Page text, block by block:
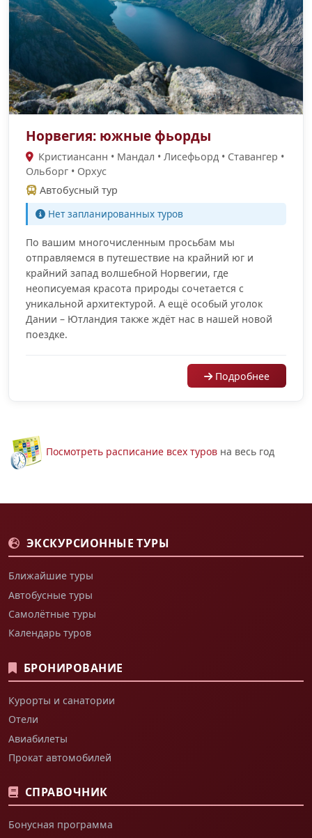
Норвегия: южные фьорды
Кристиансанн • Мандал • Лисефьорд • Ставангер •
Ольборг • Орхус
Автобусный тур
Нет запланированных туров
По вашим многочисленным просьбам мы
отправляемся в путешествие на крайний юг и
крайний запад волшебной Норвегии, где
неописуемая красота природы сочетается с
уникальной архитектурой. А ещё особый уголок
Дании – Ютландия также ждёт нас в нашей новой
поездке.
Подробнее
Посмотреть расписание всех туров на весь год
ЭКСКУРСИОННЫЕ ТУРЫ
Ближайшие туры
Автобусные туры
Самолётные туры
Календарь туров
БРОНИРОВАНИЕ
Курорты и санатории
Отели
Авиабилеты
Прокат автомобилей
СПРАВОЧНИК
Бонусная программа